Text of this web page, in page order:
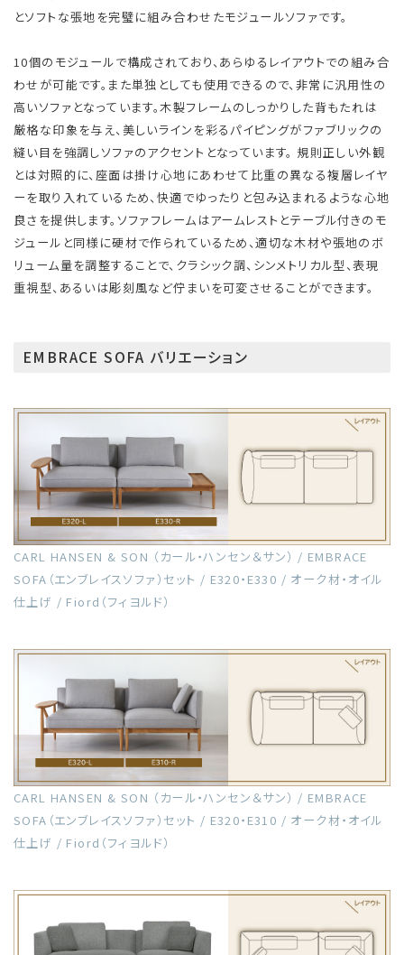
とソフトな張地を完璧に組み合わせたモジュールソファです。
10個のモジュールで構成されており、あらゆるレイアウトでの組み合
わせが可能です。また単独としても使用できるので、非常に汎用性の
高いソファとなっています。木製フレームのしっかりした背もたれは
厳格な印象を与え、美しいラインを彩るパイピングがファブリックの
縫い目を強調しソファのアクセントとなっています。 規則正しい外観
とは対照的に、座面は掛け心地にあわせて比重の異なる複層レイヤ
ーを取り入れているため、快適でゆったりと包み込まれるような心地
良さを提供します。ソファフレームはアームレストとテーブル付きのモ
ジュールと同様に硬材で作られているため、適切な木材や張地のボ
リューム量を調整することで、クラシック調、シンメトリカル型、表現
重視型、あるいは彫刻風など佇まいを可変させることができます。
EMBRACE SOFA バリエーション
CARL HANSEN & SON （カール・ハンセン＆サン） / EMBRACE
SOFA（エンブレイスソファ）セット / E320・E330 / オーク材・オイル
仕上げ / Fiord（フィヨルド）
CARL HANSEN & SON （カール・ハンセン＆サン） / EMBRACE
SOFA（エンブレイスソファ）セット / E320・E310 / オーク材・オイル
仕上げ / Fiord（フィヨルド）